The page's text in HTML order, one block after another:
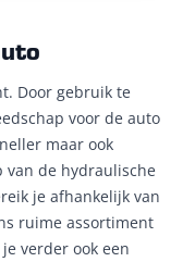
Door gebruik te
voor de auto
maar ook
van de hydraulische
je afhankelijk van
ruime assortiment
verder ook een